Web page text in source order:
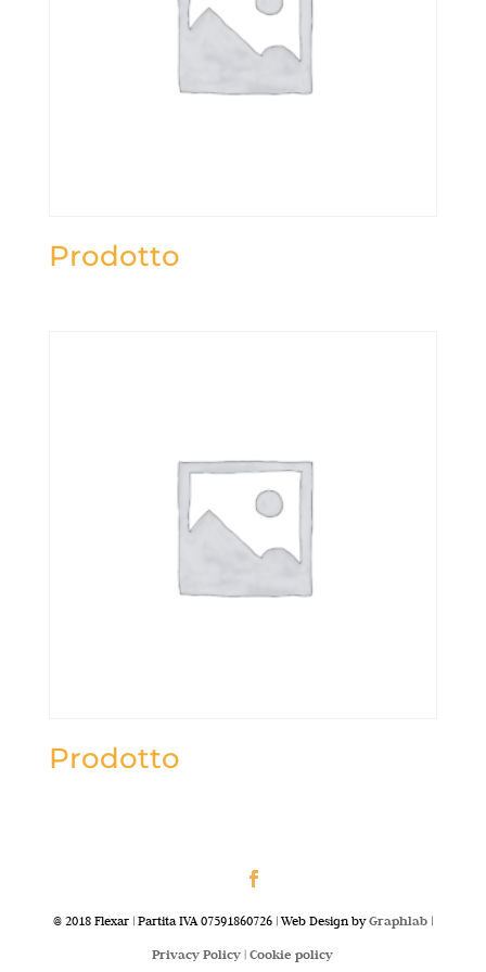
Prodotto
Prodotto
@ 2018 Flexar | Partita IVA 07591860726 | Web Design byGraphlab|
Privacy Policy |Cookie policy